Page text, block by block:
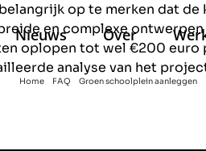
Nieuws Over
Home FAQ Groen schoolplein aanleggen
op te merken dat de
en complexe
oplopen tot wel €200 euro
analyse van het